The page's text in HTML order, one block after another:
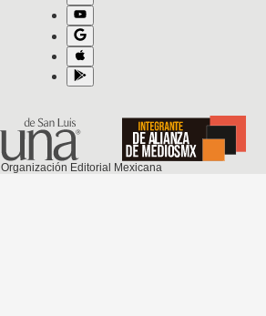
Organización Editorial Mexicana